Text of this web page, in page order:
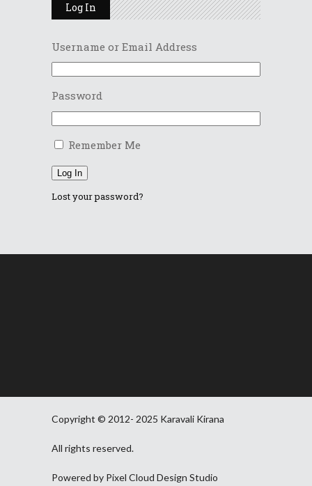
Log In
Username or Email Address
Password
Remember Me
Log In
Lost your password?
Copyright © 2012- 2025 Karavali Kirana
All rights reserved.
Powered by Pixel Cloud Design Studio